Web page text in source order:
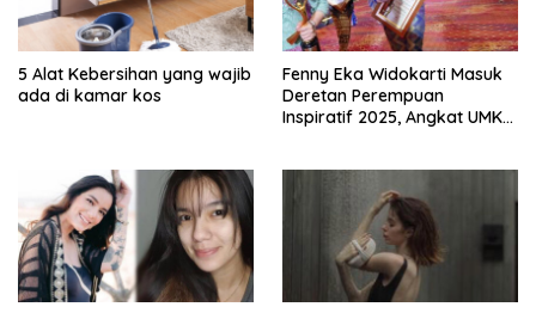
5 Alat Kebersihan yang wajib
ada di kamar kos
Fenny Eka Widokarti Masuk
Deretan Perempuan
Inspiratif 2025, Angkat UMKM